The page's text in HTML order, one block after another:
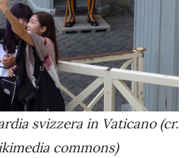
svizzera in Vaticano (cr.
commons)